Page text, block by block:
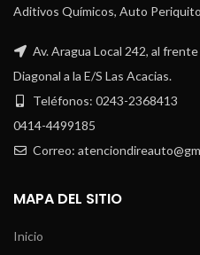
Aditivos Químicos, Auto
Av. Aragua Local 242, al
Diagonal a la E/S Las Acacias.
Teléfonos: 0243-2368413
0414-4499185
Correo:
MAPA DEL SITIO
Inicio